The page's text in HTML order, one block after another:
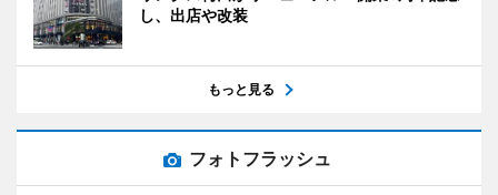
し、出店や改装
もっと見る
フォトフラッシュ